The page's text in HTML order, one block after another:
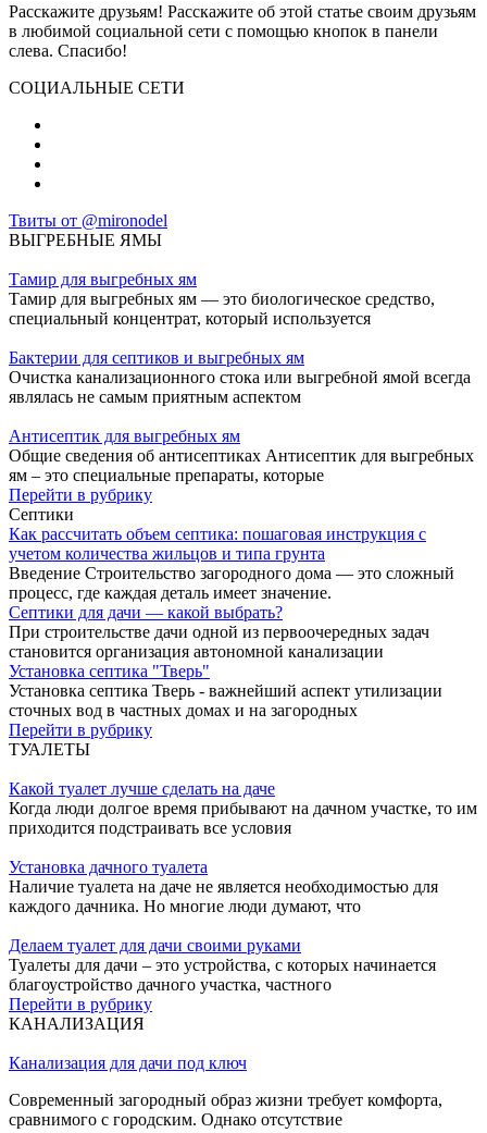
Расскажите друзьям! Расскажите об этой статье своим друзьям
в любимой социальной сети с помощью кнопок в панели
слева. Спасибо!
СОЦИАЛЬНЫЕ СЕТИ
Твиты от @mironodel
ВЫГРЕБНЫЕ ЯМЫ
Тамир для выгребных ям
Тамир для выгребных ям — это биологическое средство,
специальный концентрат, который используется
Бактерии для септиков и выгребных ям
Очистка канализационного стока или выгребной ямой всегда
являлась не самым приятным аспектом
Антисептик для выгребных ям
Общие сведения об антисептиках Антисептик для выгребных
ям – это специальные препараты, которые
Перейти в рубрику
Септики
Как рассчитать объем септика: пошаговая инструкция с
учетом количества жильцов и типа грунта
Введение Строительство загородного дома — это сложный
процесс, где каждая деталь имеет значение.
Септики для дачи — какой выбрать?
При строительстве дачи одной из первоочередных задач
становится организация автономной канализации
Установка септика "Тверь"
Установка септика Тверь - важнейший аспект утилизации
сточных вод в частных домах и на загородных
Перейти в рубрику
ТУАЛЕТЫ
Какой туалет лучше сделать на даче
Когда люди долгое время прибывают на дачном участке, то им
приходится подстраивать все условия
Установка дачного туалета
Наличие туалета на даче не является необходимостью для
каждого дачника. Но многие люди думают, что
Делаем туалет для дачи своими руками
Туалеты для дачи – это устройства, с которых начинается
благоустройство дачного участка, частного
Перейти в рубрику
КАНАЛИЗАЦИЯ
Канализация для дачи под ключ
Современный загородный образ жизни требует комфорта,
сравнимого с городским. Однако отсутствие